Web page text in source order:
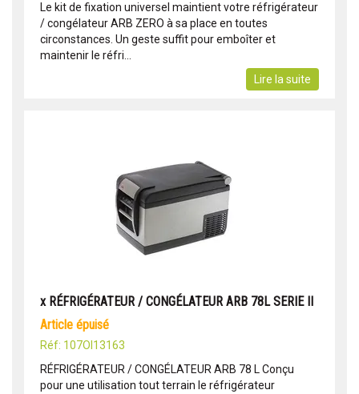
Le kit de fixation universel maintient votre réfrigérateur
/ congélateur ARB ZERO à sa place en toutes
circonstances. Un geste suffit pour emboîter et
maintenir le réfri...
Lire la suite
x RÉFRIGÉRATEUR / CONGÉLATEUR ARB 78L SERIE II
article épuisé
Réf: 107OI13163
RÉFRIGÉRATEUR / CONGÉLATEUR ARB 78 L Conçu
pour une utilisation tout terrain le réfrigérateur